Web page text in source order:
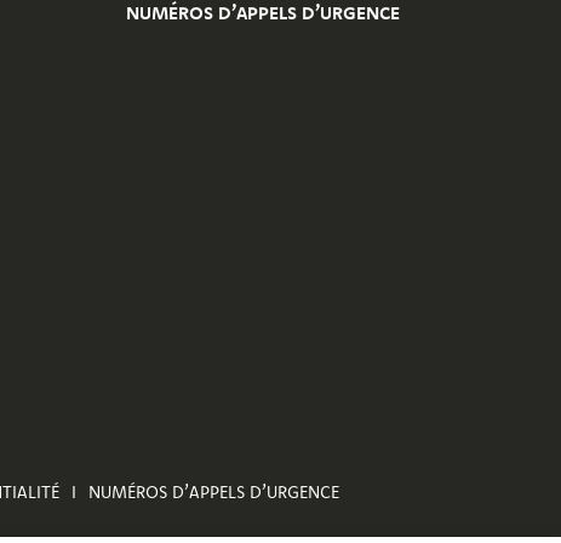
NUMÉROS D’APPELS D’URGENCE
NUMÉROS D’APPELS D’URGENCE